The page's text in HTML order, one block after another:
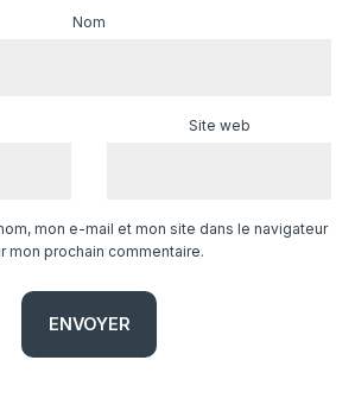
Nom
Site web
mon e-mail et mon site dans le navigateur
mon prochain commentaire.